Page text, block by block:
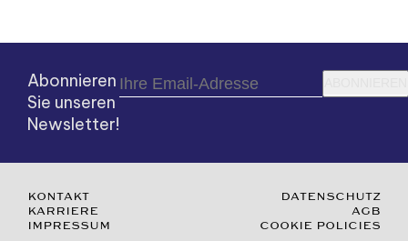
Abonnieren
Sie unseren
Newsletter!
KONTAKT
KARRIERE
IMPRESSUM
DATENSCHUTZ
AGB
COOKIE POLICIES